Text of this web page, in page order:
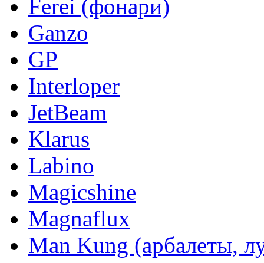
Ferei (фонари)
Ganzo
GP
Interloper
JetBeam
Klarus
Labino
Magicshine
Magnaflux
Man Kung (арбалеты,